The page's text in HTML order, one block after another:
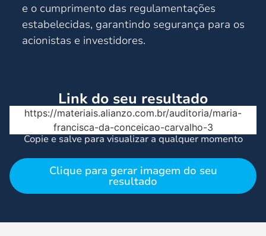
e o cumprimento das regulamentações
estabelecidas, garantindo segurança para os
acionistas e investidores.
Link do seu resultado
https://materiais.alianzo.com.br/auditoria/maria-
francisca-da-conceicao-carvalho-3
Copie e salve para visualizar a qualquer momento
Clique para gerar imagem do seu
resultado